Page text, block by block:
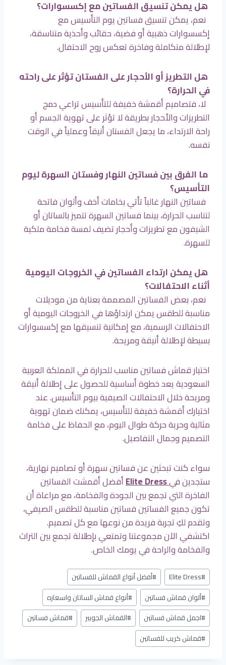
هل يمكن تنسيق الفساتين مع إكسسوارات؟
نعم، يمكن تنسيق فساتين يوم التأسيس مع
إكسسوارات ذهبية أو فضية، حقائب وأحذية متناسقة،
لإطلالة متكاملة وفاخرة تعكس روح الاحتفال.
هل التطريز أو الأحجار على الفستان تؤثر على راحته
في الحرارة؟
لا، فتصاميم أقمشة خفيفة للتأسيس تراعي دمج
التطريزات والأحجار بطريقة لا تؤثر على تهوية الجسم أو
راحة الارتداء، ما يجعل الفستان أنيقاً وعملياً في الوقت
نفسه.
ما الفرق بين فساتين النهار وفستان السهرة ليوم
التأسيس؟
فساتين النهار غالباً تأتي بخامات أخف وألوان فاتحة
لتناسب الحرارة، بينما فساتين السهرة تتميز بالساتان أو
الشيفون مع تطريزات وأحجار تضيف لمسة فخامة ملكية
للسهرة.
هل يمكن ارتداء الفساتين في الخروجات اليومية
أثناء الاحتفالات؟
نعم، بعض الفساتين المصممة بعناية من موديلات
مناسبة للطقس يمكن ارتداؤها في الخروجات اليومية أو
الاحتفالات الرسمية، مع إمكانية تنسيقها مع إكسسوارات
بسيطة لإطلالة أنيقة ومريحة.
اختيار قماش فساتين مناسب للحرارة في المملكة العربية
السعودية يعد خطوة أساسية للحصول على إطلالة أنيقة
ومريحة خلال الاحتفالات الصيفية بيوم التأسيس. عند
اختيارك أقمشة خفيفة للتأسيس، يمكنك ضمان تهوية
مثالية وحرية حركة طوال اليوم، مع الحفاظ على فخامة
التصميم وجمال التفاصيل.
سواء كنت تبحثين عن فساتين سهرة أو تصاميم نهارية،
ستجدين في
EliteDress
أفضل أقمشت الفساتين
الفاخرة التي تجمع بين الجودة والفخامة، مع مراعاة أن
تكون جميع الفساتين فساتين مناسبة للطقس الصيفي،
وتقدم لكِ تجربة فريدة من نوعها مع كل تصميم.
اكتشفي الآن مجموعتنا وتمتعي بإطلالة تجمع بين التراث
والفخامة والراحة في يومك الخاص.
وسوم
المقال:
#
Elite Dress
#أفضل أنواع القماش للفساتين
#ألوان قماش فساتين #أنواع قماش الساتان واسعاره
#اجمل قماش فساتين #القماش الجوبير #قماش فساتين
#قماش كريب للفساتين